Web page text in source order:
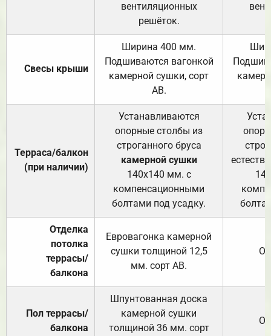
вентиляционных
решёток.
Свесы крыши
Ширина 400 мм.
Подшиваются вагонкой
камерной сушки, сорт
АВ.
Терраса/балкон
(при наличии)
Устанавливаются
опорные столбы из
строганного бруса
камерной сушки
140х140 мм. с
компенсационными
болтами под усадку.
Отделка
потолка
террасы/
балкона
Евровагонка камерной
сушки толщиной 12,5
мм. сорт АВ.
Пол террасы/
балкона
Шпунтованная доска
камерной сушки
толщиной 36 мм. сорт